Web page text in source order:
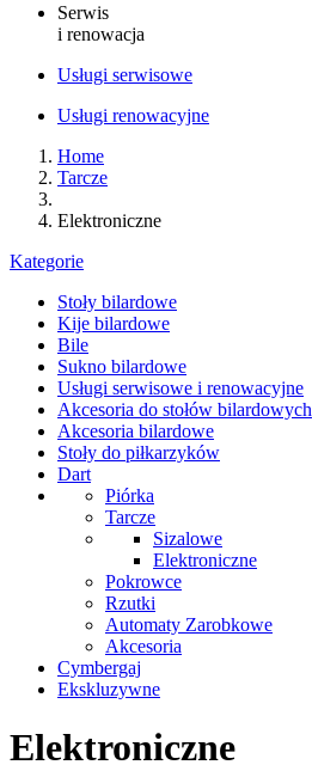
Serwis
i renowacja
Usługi serwisowe
Usługi renowacyjne
Home
Tarcze
Elektroniczne
Kategorie
Stoły bilardowe
Kije bilardowe
Bile
Sukno bilardowe
Usługi serwisowe i renowacyjne
Akcesoria do stołów bilardowych
Akcesoria bilardowe
Stoły do piłkarzyków
Dart
Piórka
Tarcze
Sizalowe
Elektroniczne
Pokrowce
Rzutki
Automaty Zarobkowe
Akcesoria
Cymbergaj
Ekskluzywne
Elektroniczne